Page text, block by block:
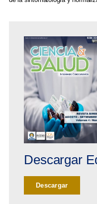
Descargar
Descargar